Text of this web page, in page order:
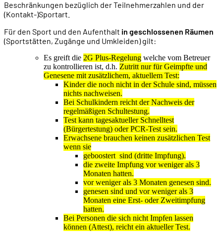
Beschränkungen bezüglich der Teilnehmerzahlen und der
(Kontakt-)Sportart.
Für den Sport und den Aufenthalt in geschlossenen Räumen
(Sportstätten, Zugänge und Umkleiden) gilt:
Es greift die 2G Plus-Regelung welche vom Betreuer
zu kontrollieren ist, d.h. Zutritt nur für Geimpfte und
Genesene mit zusätzlichem, aktuellem Test:
Kinder die noch nicht in der Schule sind, müssen
nichts nachweisen.
Bei Schulkindern reicht der Nachweis der
regelmäßigen Schultestung.
Test kann tagesaktueller Schnelltest
(Bürgertestung) oder PCR-Test sein.
Erwachsene brauchen keinen zusätzlichen Test
wenn sie
geboostert sind (dritte Impfung).
die zweite Impfung vor weniger als 3
Monaten hatten.
vor weniger als 3 Monaten genesen sind.
genesen sind und vor weniger als 3
Monaten eine Erst- oder Zweitimpfung
hatten.
Bei Personen die sich nicht Impfen lassen
können (Attest), reicht ein aktueller Test.